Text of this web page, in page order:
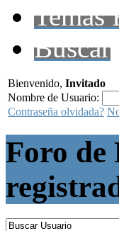
Temas
Buscar
Bienvenido, Invitado
Nombre de Usuario:
Contraseña olvidada?
Foro de